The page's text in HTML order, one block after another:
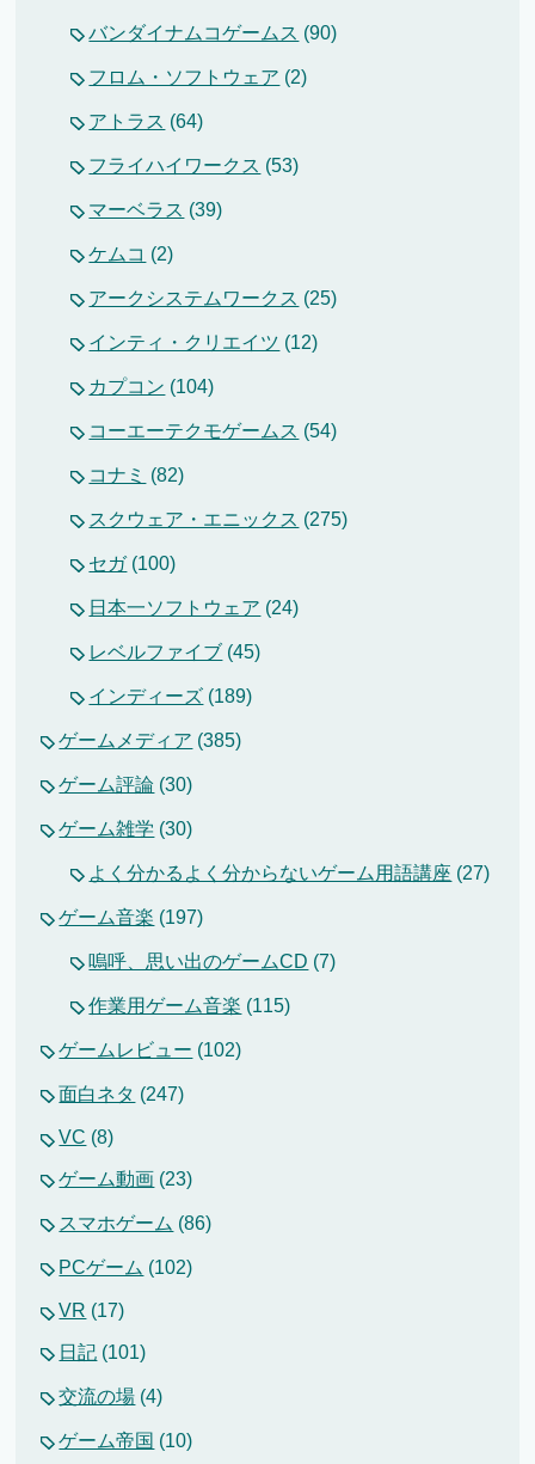
バンダイナムコゲームス (90)
フロム・ソフトウェア (2)
アトラス (64)
フライハイワークス (53)
マーベラス (39)
ケムコ (2)
アークシステムワークス (25)
インティ・クリエイツ (12)
カプコン (104)
コーエーテクモゲームス (54)
コナミ (82)
スクウェア・エニックス (275)
セガ(100)
日本一ソフトウェア (24)
レベルファイブ (45)
インディーズ (189)
ゲームメディア (385)
ゲーム評論 (30)
ゲーム雑学 (30)
よく分かるよく分からないゲーム用語講座 (27)
ゲーム音楽 (197)
嗚呼、思い出のゲームCD (7)
作業用ゲーム音楽 (115)
ゲームレビュー (102)
面白ネタ (247)
VC (8)
ゲーム動画 (23)
スマホゲーム (86)
PCゲーム (102)
VR (17)
日記 (101)
交流の場 (4)
ゲーム帝国 (10)